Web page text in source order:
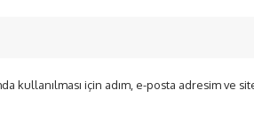
kullanılması için adım, e-posta adresim ve